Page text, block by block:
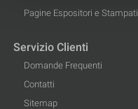
Pagine Espositori e Stampati
Servizio Clienti
Domande Frequenti
Contatti
Sitemap